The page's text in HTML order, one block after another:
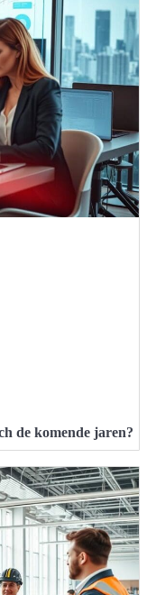
de komende jaren?